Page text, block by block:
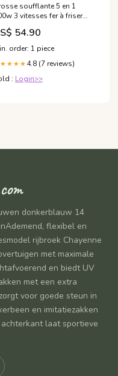
soufflante 5 en 1
3 vitesses fer à friser
sécher lisser boucler
rouleaux
avec 1,8m câble
54.90
order: 1 piece
4.8 (7 reviews)
: Login>>
donkerblauw 14
flexibel en
rijbroek Chayenne
met maximale
en biedt UV
met een extra
voor goede steun in
en imitatiezakken
laat sportieve